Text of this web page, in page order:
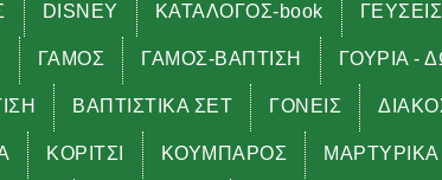
DISNEY ΚΑΤΑΛΟΓΟΣ-book ΓΕΥΣΕΙΣ
ΓΑΜΟΣ ΓΑΜΟΣ-ΒΑΠΤΙΣΗ ΓΟΥΡΙΑ -
ΒΑΠΤΙΣΤΙΚΑ ΣΕΤ ΓΟΝΕΙΣ
ΚΟΡΙΤΣΙ ΚΟΥΜΠΑΡΟΣ ΜΑΡΤΥΡΙΚΑ